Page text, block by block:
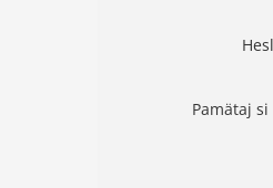
Pamätaj si